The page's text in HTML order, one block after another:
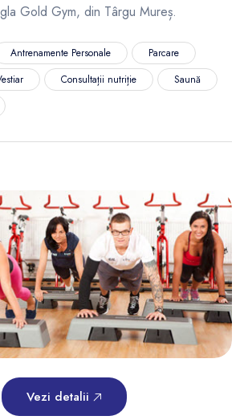
Gold Gym, din Târgu Mureș.
Antrenamente Personale
Parcare
Consultații nutriție
Saună
Vezi detalii